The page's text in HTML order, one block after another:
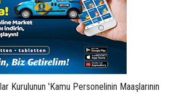
Kurulunun 'Kamu Personelinin Maaşlarının